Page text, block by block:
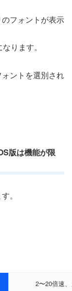
のフォントが表示
ります。
ントを選別され
版は機能が限
。
2〜20倍速